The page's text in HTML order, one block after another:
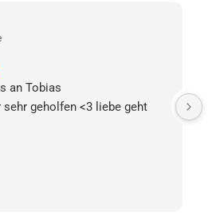
an Tobias
geholfen <3 liebe geht